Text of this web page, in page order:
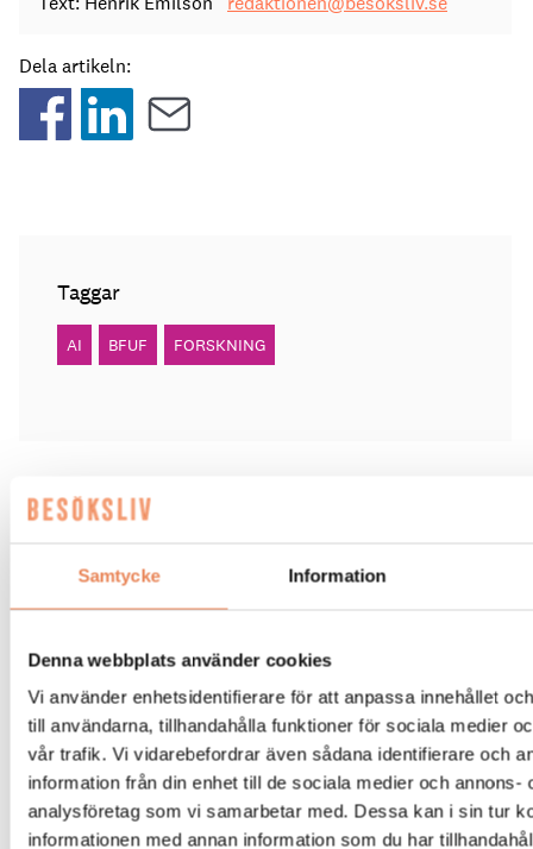
Samtycke Information
Denna webbplats använder cookies
Vi använder enhetsidentifierare för att anpassa innehållet
till användarna, tillhandahålla funktioner för sociala medier
vår trafik. Vi vidarebefordrar även sådana identifierare och
information från din enhet till de sociala medier och annons-
analysföretag som vi samarbetar med. Dessa kan i sin tur
informationen med annan information som du har
Dela artikeln:
Taggar
AI BFUF FORSKNING
BESÖKSNÄRING
AI-Katja guidar gästerna på
Tjörnbro Arena
AI-medarbetaren Katja tillträdde i tjänst i april.